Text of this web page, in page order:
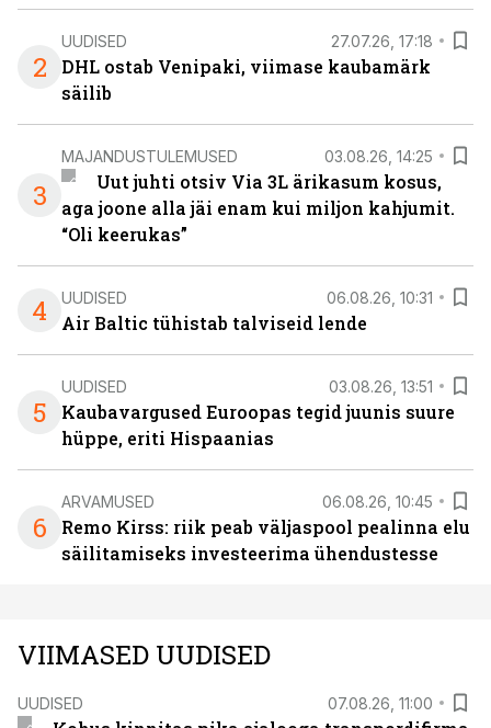
2
UUDISED 27.07.26, 17:18
DHL ostab Venipaki, viimase kaubamärk
säilib
3
MAJANDUSTULEMUSED 03.08.26, 14:25
Uut juhti otsiv Via 3L ärikasum kosus,
aga joone alla jäi enam kui miljon kahjumit.
“Oli keerukas”
4 UUDISED 06.08.26, 10:31
Air Baltic tühistab talviseid lende
5
UUDISED 03.08.26, 13:51
Kaubavargused Euroopas tegid juunis suure
hüppe, eriti Hispaanias
6
ARVAMUSED 06.08.26, 10:45
Remo Kirss: riik peab väljaspool pealinna elu
säilitamiseks investeerima ühendustesse
VIIMASED UUDISED
UUDISED 07.08.26, 11:00